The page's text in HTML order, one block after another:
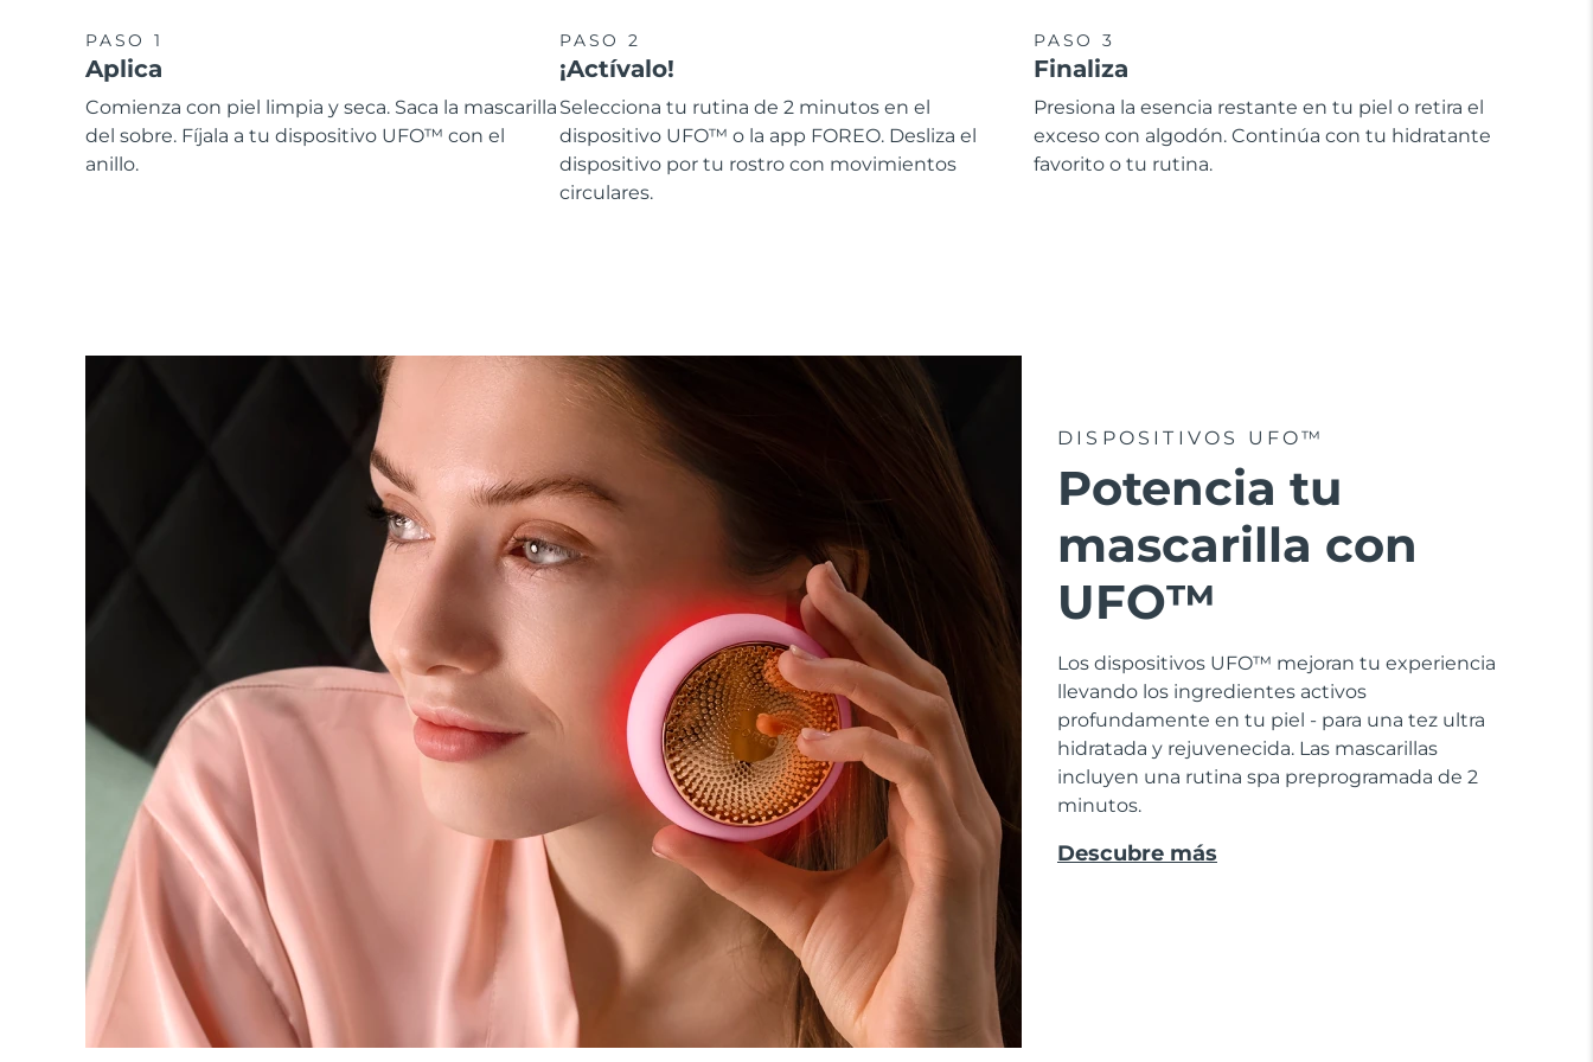
PASO 1
Aplica
Comienza con piel limpia y seca. Saca la mascarilla
del sobre. Fíjala a tu dispositivo UFO™ con el
anillo.
PASO 2
¡Actívalo!
Selecciona tu rutina de 2 minutos en el
dispositivo UFO™ o la app FOREO. Desliza el
dispositivo por tu rostro con movimientos
circulares.
PASO 3
Finaliza
Presiona la esencia restante en tu piel o retira el
exceso con algodón. Continúa con tu hidratante
favorito o tu rutina.
DISPOSITIVOS UFO™
Potencia tu
mascarilla con
UFO™
Los dispositivos UFO™ mejoran tu experiencia
llevando los ingredientes activos
profundamente en tu piel - para una tez ultra
hidratada y rejuvenecida. Las mascarillas
incluyen una rutina spa preprogramada de 2
minutos.
Descubre más